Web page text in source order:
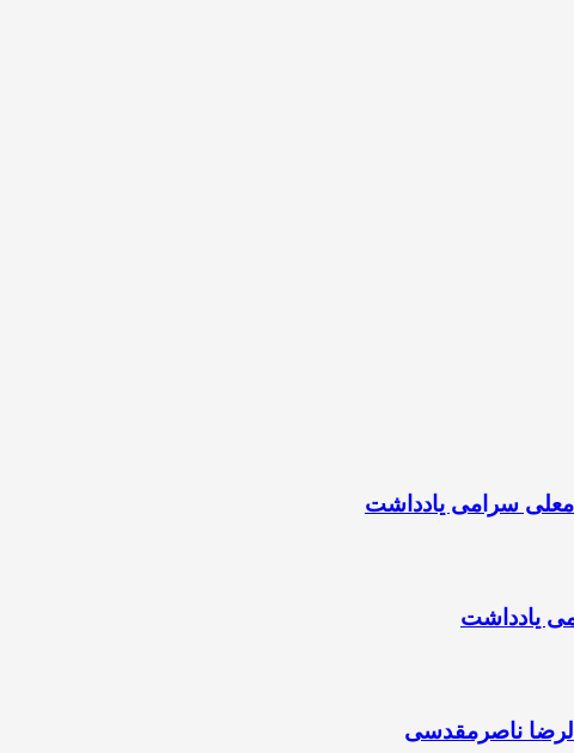
سرامی یادداشت
یادداشت
ناصرمقدسی